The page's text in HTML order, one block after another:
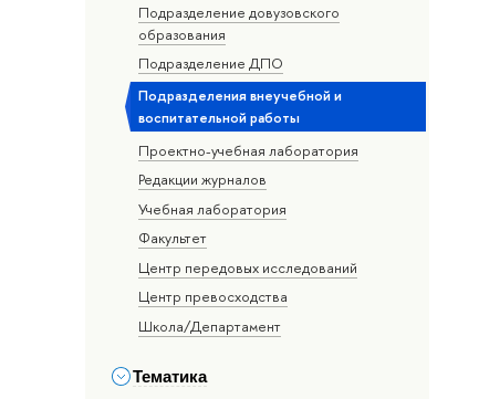
Подразделение довузовского
образования
Подразделение ДПО
Подразделения внеучебной и
воспитательной работы
Проектно-учебная лаборатория
Редакции журналов
Учебная лаборатория
Факультет
Центр передовых исследований
Центр превосходства
Школа/Департамент
Тематика